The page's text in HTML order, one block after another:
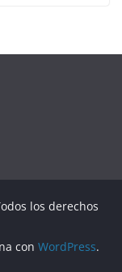
los derechos
con WordPress.